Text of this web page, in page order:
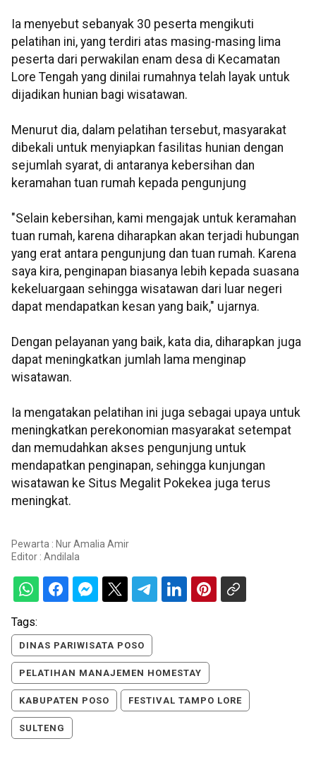
Ia menyebut sebanyak 30 peserta mengikuti
pelatihan ini, yang terdiri atas masing-masing lima
peserta dari perwakilan enam desa di Kecamatan
Lore Tengah yang dinilai rumahnya telah layak untuk
dijadikan hunian bagi wisatawan.
Menurut dia, dalam pelatihan tersebut, masyarakat
dibekali untuk menyiapkan fasilitas hunian dengan
sejumlah syarat, di antaranya kebersihan dan
keramahan tuan rumah kepada pengunjung
"Selain kebersihan, kami mengajak untuk keramahan
tuan rumah, karena diharapkan akan terjadi hubungan
yang erat antara pengunjung dan tuan rumah. Karena
saya kira, penginapan biasanya lebih kepada suasana
kekeluargaan sehingga wisatawan dari luar negeri
dapat mendapatkan kesan yang baik," ujarnya.
Dengan pelayanan yang baik, kata dia, diharapkan juga
dapat meningkatkan jumlah lama menginap
wisatawan.
Ia mengatakan pelatihan ini juga sebagai upaya untuk
meningkatkan perekonomian masyarakat setempat
dan memudahkan akses pengunjung untuk
mendapatkan penginapan, sehingga kunjungan
wisatawan ke Situs Megalit Pokekea juga terus
meningkat.
Pewarta : Nur Amalia Amir
Editor : Andilala
Tags:
DINAS PARIWISATA POSO
PELATIHAN MANAJEMEN HOMESTAY
KABUPATEN POSO FESTIVAL TAMPO LORE
SULTENG